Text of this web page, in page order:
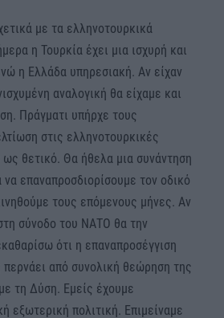
με τα ελληνοτουρκικά
η Τουρκία έχει μια ισχυρή και
η Ελλάδα υπηρεσιακή. Αν είχαν
αναλογική θα είχαμε και
Πράγματι υπήρχε τους
στις ελληνοτουρκικές
θετικό. Θα ήθελα μια συνάντηση
να επαναπροσδιορίσουμε τον οδικό
τους επόμενους μήνες. Αν
σύνοδο του ΝΑΤΟ θα την
ότι η επαναπροσέγγιση
περνάει από συνολική θεώρηση της
τη Δύση. Εμείς έχουμε
εξωτερική πολιτική. Επιμείναμε